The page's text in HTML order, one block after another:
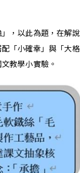
，以此為題，在解
「小確幸」與「大
教學小實驗。